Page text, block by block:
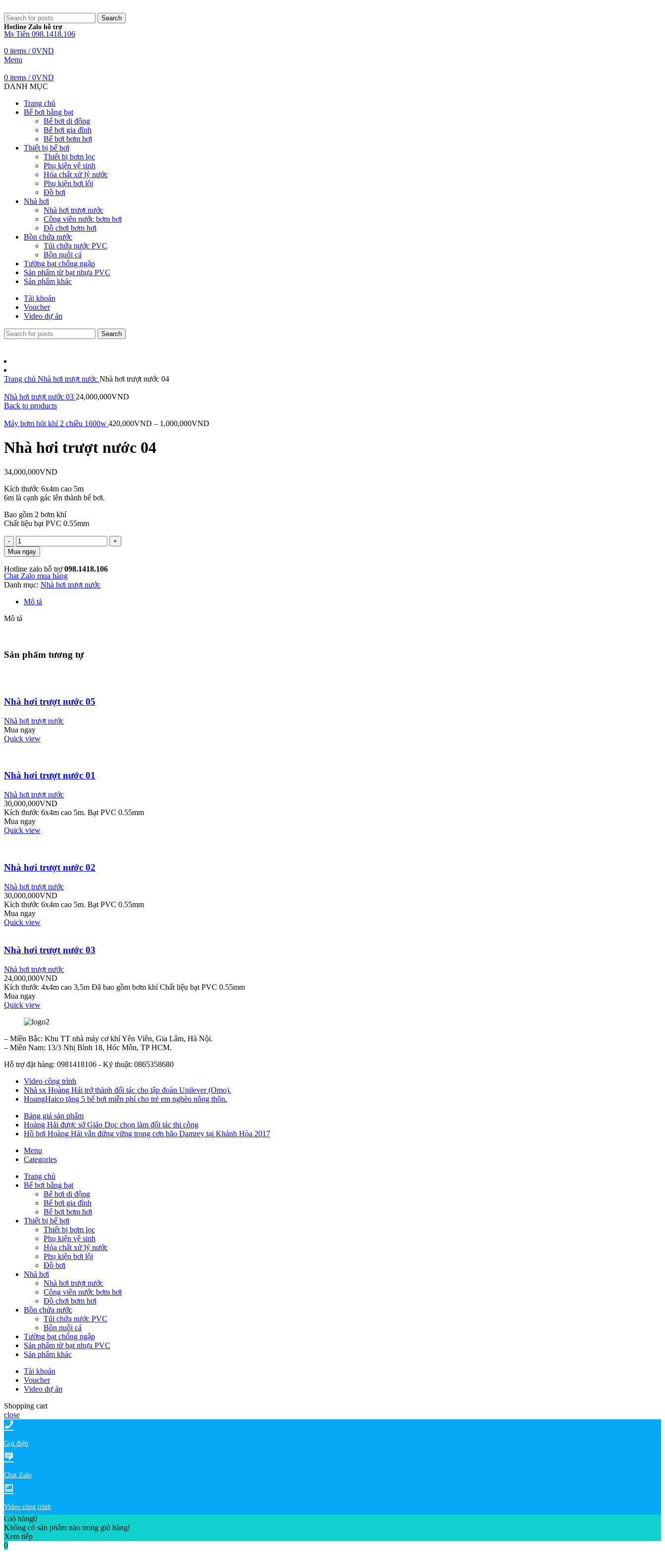
Search
Hotline Zalo hỗ trợ
Ms Tiên 098.1418.106
0 items / 0VND
Menu
0 items / 0VND
DANH MỤC
Trang chủ
Bể bơi bằng bạt
Bể bơi di động
Bể bơi gia đình
Bể bơi bơm hơi
Thiết bị bể bơi
Thiết bị bơm lọc
Phụ kiện vệ sinh
Hóa chất xử lý nước
Phụ kiện bơi lội
Đồ bơi
Nhà hơi
Nhà hơi trượt nước
Công viên nước bơm hơi
Đồ chơi bơm hơi
Bồn chứa nước
Túi chứa nước PVC
Bồn nuôi cá
Tường bạt chống ngập
Sản phẩm từ bạt nhựa PVC
Sản phẩm khác
Tài khoản
Voucher
Video dự án
Search
Trang chủ Nhà hơi trượt nước Nhà hơi trượt nước 04
Nhà hơi trượt nước 03 24,000,000VND
Back to products
Máy bơm hút khí 2 chiều 1600w 420,000VND – 1,000,000VND
Nhà hơi trượt nước 04
34,000,000VND
Kích thước 6x4m cao 5m
6m là cạnh gác lên thành bể bơi.
Bao gồm 2 bơm khí
Chất liệu bạt PVC 0.55mm
Nhà
hơi
trượt
nước
04
số
Mua ngay
Hotline zalo hỗ trợ098.1418.106
Chat Zalo mua hàng
Danh mục: Nhà hơi trượt nước
Mô tả
Mô tả
Sản phẩm tương tự
Nhà hơi trượt nước 05
Nhà hơi trượt nước
Mua ngay
Quick view
Nhà hơi trượt nước 01
Nhà hơi trượt nước
30,000,000VND
Kích thước 6x4m cao 5m. Bạt PVC 0.55mm
Mua ngay
Quick view
Nhà hơi trượt nước 02
Nhà hơi trượt nước
30,000,000VND
Kích thước 6x4m cao 5m. Bạt PVC 0.55mm
Mua ngay
Quick view
Nhà hơi trượt nước 03
Nhà hơi trượt nước
24,000,000VND
Kích thước 4x4m cao 3,5m Đã bao gồm bơm khí Chất liệu bạt PVC 0.55mm
Mua ngay
Quick view
– Miền Bắc: Khu TT nhà máy cơ khí Yên Viên, Gia Lâm, Hà Nội.
– Miền Nam: 13/3 Nhị Bình 18, Hóc Môn, TP HCM.
Hỗ trợ đặt hàng: 0981418106 - Kỹ thuật: 0865358680
Video công trình
Nhà sx Hoàng Hải trở thành đối tác cho tập đoàn Unilever (Omo).
HoangHaico tặng 5 bể bơi miễn phí cho trẻ em nghèo nông thôn.
Bảng giá sản phẩm
Hoàng Hải được sở Giáo Dục chọn làm đối tác thi công
Hồ bơi Hoàng Hải vẫn đứng vững trong cơn bão Damrey tại Khánh Hòa 2017
Menu
Categories
Trang chủ
Bể bơi bằng bạt
Bể bơi di động
Bể bơi gia đình
Bể bơi bơm hơi
Thiết bị bể bơi
Thiết bị bơm lọc
Phụ kiện vệ sinh
Hóa chất xử lý nước
Phụ kiện bơi lội
Đồ bơi
Nhà hơi
Nhà hơi trượt nước
Công viên nước bơm hơi
Đồ chơi bơm hơi
Bồn chứa nước
Túi chứa nước PVC
Bồn nuôi cá
Tường bạt chống ngập
Sản phẩm từ bạt nhựa PVC
Sản phẩm khác
Tài khoản
Voucher
Video dự án
Shopping cart
close
Gọi điện
Chat Zalo
Video công trình
Giỏ hàng0
Không có sản phẩm nào trong giỏ hàng!
Xem tiếp
0